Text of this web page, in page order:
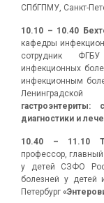
СПбГПМУ, Санкт-
10.10 – 10.40
кафедры
сотрудник
инфекционных
инфекционным
Ленинградской
диагностики и
10.40 – 11.10
профессор,
у детей СЗФО
болезней у детей
Петербург